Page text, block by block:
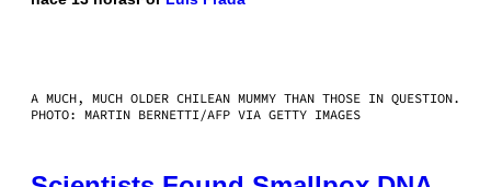
A MUCH, MUCH OLDER CHILEAN MUMMY THAN THOSE IN QUESTION.
PHOTO: MARTIN BERNETTI/AFP VIA GETTY IMAGES